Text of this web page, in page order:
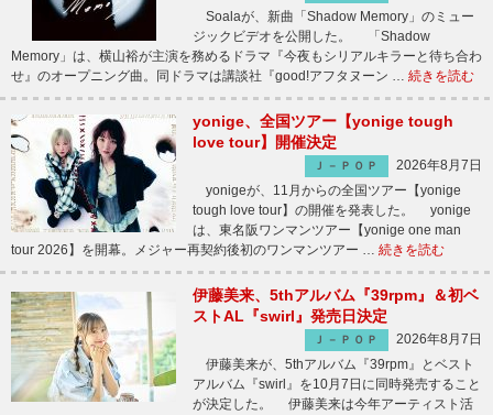
Soalaが、新曲「Shadow Memory」のミュー
ジックビデオを公開した。 「Shadow
Memory」は、横山裕が主演を務めるドラマ『今夜もシリアルキラーと待ち合わ
せ』のオープニング曲。同ドラマは講談社『good!アフタヌーン … 続きを読む
yonige、全国ツアー【yonige tough
love tour】開催決定
Ｊ－ＰＯＰ
2026年8月7日
yonigeが、11月からの全国ツアー【yonige
tough love tour】の開催を発表した。 yonige
は、東名阪ワンマンツアー【yonige one man
tour 2026】を開幕。メジャー再契約後初のワンマンツアー … 続きを読む
伊藤美来、5thアルバム『39rpm』＆初ベ
ストAL『swirl』発売日決定
Ｊ－ＰＯＰ
2026年8月7日
伊藤美来が、5thアルバム『39rpm』とベスト
アルバム『swirl』を10月7日に同時発売すること
が決定した。 伊藤美来は今年アーティスト活